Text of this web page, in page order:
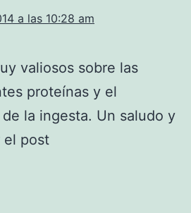
a las 10:28 am
valiosos sobre las
proteínas y el
la ingesta. Un saludo y
el post